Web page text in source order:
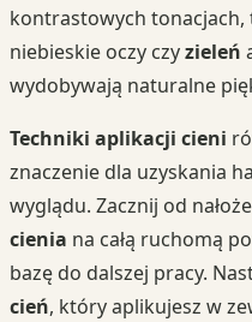
kontrastowych tonacjach,
niebieskie oczy czyzieleń
wydobywają naturalne
Techniki aplikacji cieni
znaczenie dla uzyskania
wyglądu. Zacznij od
cienia na całą ruchomą
bazę do dalszej pracy.
cień, który aplikujesz w